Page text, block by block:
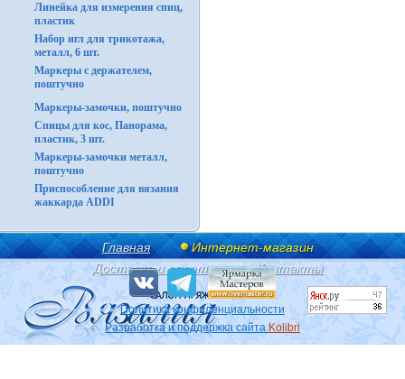
Линейка для измерения спиц,
пластик
Набор игл для трикотажа,
металл, 6 шт.
Маркеры с держателем,
поштучно
Маркеры-замочки, поштучно
Спицы для кос, Панорама,
пластик, 3 шт.
Маркеры-замочки металл,
поштучно
Приспособление для вязания
жаккарда ADDI
Главная
Интернет-магазин
Доставка и оплата
Контакты
Политика конфиденциальности
Разработка и поддержка сайта Kolibri